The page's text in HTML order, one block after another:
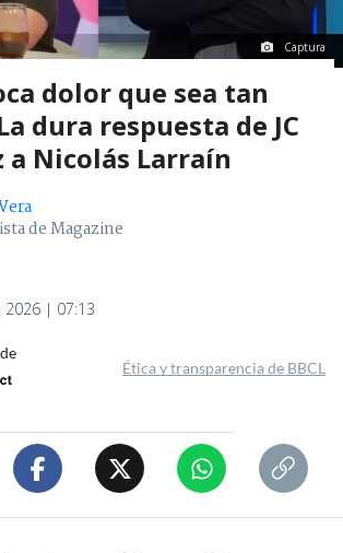
Captura
dolor que sea tan
dura respuesta de JC
a Nicolás Larraín
de Magazine
2026 | 07:13
Ética y transparencia de BBCL